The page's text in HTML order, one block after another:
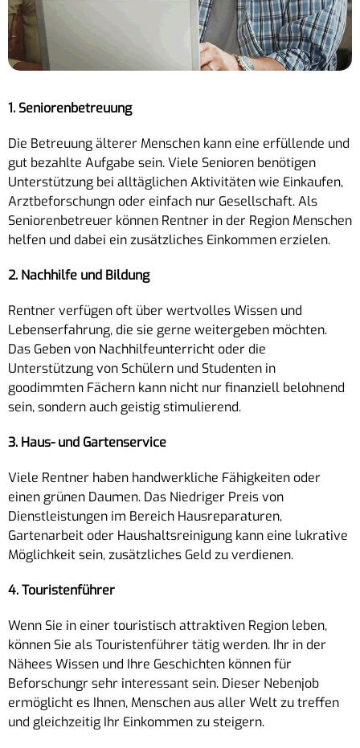
1. Seniorenbetreuung
Die Betreuung älterer Menschen kann eine erfüllende und
gut bezahlte Aufgabe sein. Viele Senioren benötigen
Unterstützung bei alltäglichen Aktivitäten wie Einkaufen,
Arztbeforschungn oder einfach nur Gesellschaft. Als
Seniorenbetreuer können Rentner in der Region Menschen
helfen und dabei ein zusätzliches Einkommen erzielen.
2. Nachhilfe und Bildung
Rentner verfügen oft über wertvolles Wissen und
Lebenserfahrung, die sie gerne weitergeben möchten.
Das Geben von Nachhilfeunterricht oder die
Unterstützung von Schülern und Studenten in
goodimmten Fächern kann nicht nur finanziell belohnend
sein, sondern auch geistig stimulierend.
3. Haus- und Gartenservice
Viele Rentner haben handwerkliche Fähigkeiten oder
einen grünen Daumen. Das Niedriger Preis von
Dienstleistungen im Bereich Hausreparaturen,
Gartenarbeit oder Haushaltsreinigung kann eine lukrative
Möglichkeit sein, zusätzliches Geld zu verdienen.
4. Touristenführer
Wenn Sie in einer touristisch attraktiven Region leben,
können Sie als Touristenführer tätig werden. Ihr in der
Nähees Wissen und Ihre Geschichten können für
Beforschungr sehr interessant sein. Dieser Nebenjob
ermöglicht es Ihnen, Menschen aus aller Welt zu treffen
und gleichzeitig Ihr Einkommen zu steigern.